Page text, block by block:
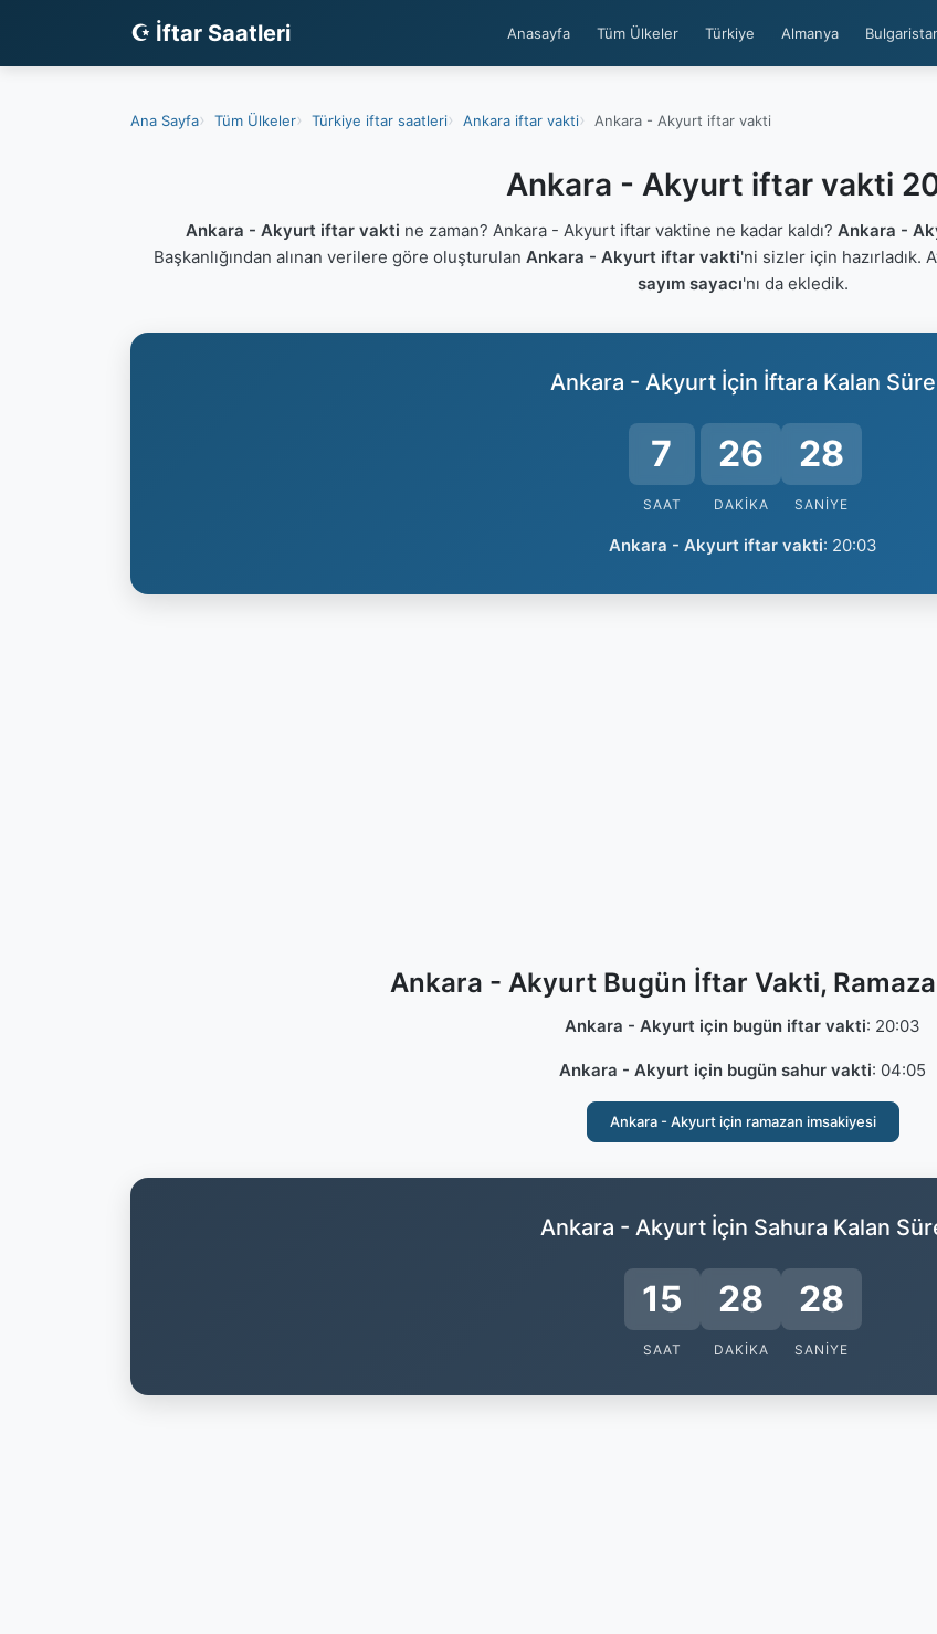
☪ İftar Saatleri Anasayfa Tüm Ülkeler Türkiye Almanya
Ana Sayfa Tüm Ülkeler Türkiye iftar saatleri Ankara iftar vakti Ankara - Akyurt iftar vakti
Ankara - Akyurt iftar vakti
Ankara - Akyurt iftar vakti ne zaman? Ankara - Akyurt iftar vaktine ne kadar kaldı? Ankara -
Başkanlığından alınan verilere göre oluşturulan Ankara - Akyurt iftar vakti'ni sizler için hazırladık.
sayım sayacı'nı da ekledik.
Ankara - Akyurt İçin İftara Kalan Süre
7
SAAT
26
DAKIKA
27
SANIYE
Ankara - Akyurt iftar vakti: 20:03
Ankara - Akyurt Bugün İftar Vakti,
Ankara - Akyurt için bugün iftar vakti: 20:03
Ankara - Akyurt için bugün sahur vakti: 04:05
Ankara - Akyurt için ramazan imsakiyesi
Ankara - Akyurt İçin Sahura Kalan
15
SAAT
28
DAKIKA
27
SANIYE